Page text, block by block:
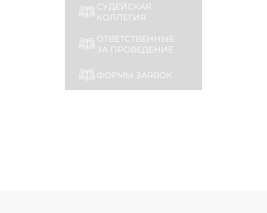
СУДЕЙСКАЯ
КОЛЛЕГИЯ
ОТВЕТСТВЕННЫЕ
ЗА ПРОВЕДЕНИЕ
ФОРМЫ ЗАЯВОК